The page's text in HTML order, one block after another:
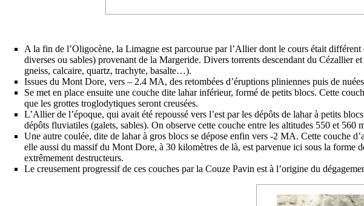
A la fin de l’Oligocène, la Limagne est parcourue par l’Allier dont le cours était
diverses ou sables) provenant de la Margeride. Divers torrents descendant du Cézallier
gneiss, calcaire, quartz, trachyte, basalte…).
Issues du Mont Dore, vers – 2.4 MA, des retombées d’éruptions pliniennes puis de
Se met en place ensuite une couche dite laharinférieur, formé de petits blocs. Cette
que les grottes troglodytiques seront creusées.
L’Allier de l’époque, qui avait été repoussé vers l’est par les dépôts de lahar à petits
dépôts fluviatiles (galets, sables). On observe cette couche entre les altitudes 550 et 560
Une autre coulée, dite de lahar à gros blocs se dépose enfin vers -2 MA. Cette couche
elle aussi du massif du Mont Dore, à 30 kilomètres de là, est parvenue ici sous la forme
extrêmement destructeurs.
Le creusement progressif de ces couches par la Couze Pavin est à l’origine du